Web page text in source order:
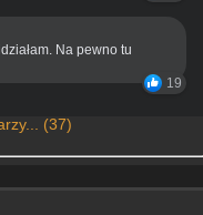
Na pewno tu
19
(37)